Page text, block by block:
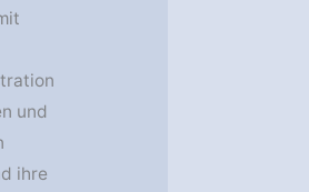
und
ihre